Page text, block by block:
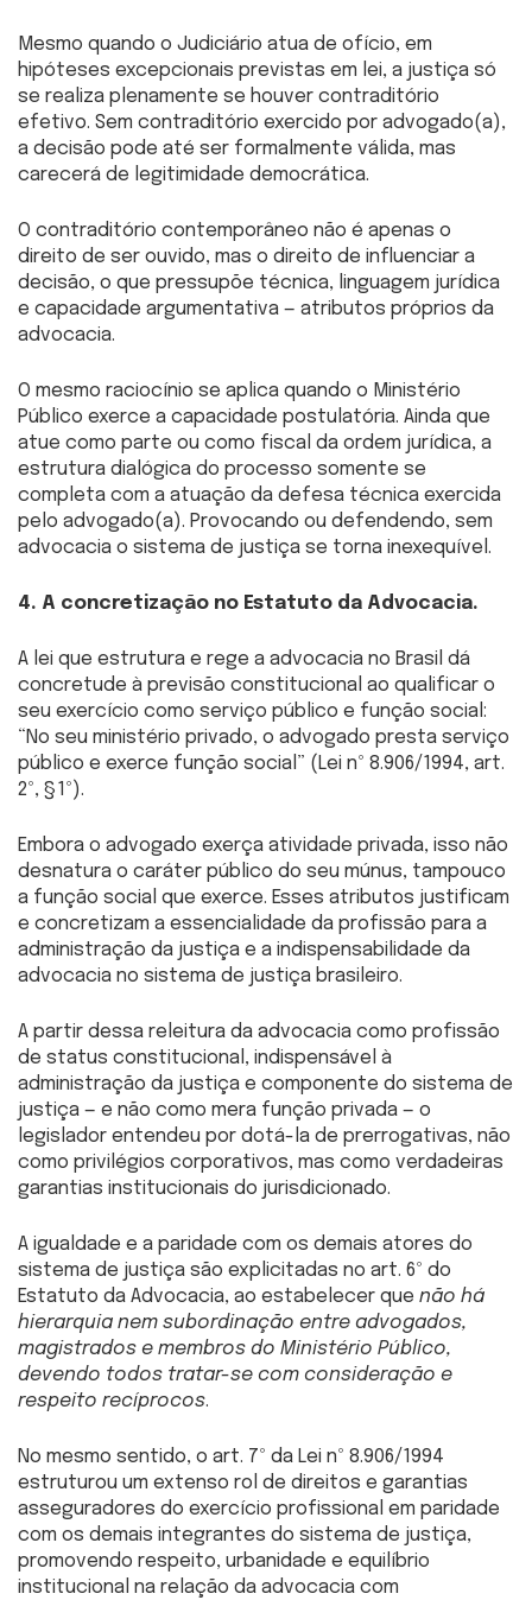
Mesmo quando o Judiciário atua de ofício, em
hipóteses excepcionais previstas em lei, a justiça só
se realiza plenamente se houver contraditório
efetivo. Sem contraditório exercido por advogado(a),
a decisão pode até ser formalmente válida, mas
carecerá de legitimidade democrática.
O contraditório contemporâneo não é apenas o
direito de ser ouvido, mas o direito de influenciar a
decisão, o que pressupõe técnica, linguagem jurídica
e capacidade argumentativa — atributos próprios da
advocacia.
O mesmo raciocínio se aplica quando o Ministério
Público exerce a capacidade postulatória. Ainda que
atue como parte ou como fiscal da ordem jurídica, a
estrutura dialógica do processo somente se
completa com a atuação da defesa técnica exercida
pelo advogado(a). Provocando ou defendendo, sem
advocacia o sistema de justiça se torna inexequível.
4. A concretização no Estatuto da Advocacia.
A lei que estrutura e rege a advocacia no Brasil dá
concretude à previsão constitucional ao qualificar o
seu exercício como serviço público e função social:
“No seu ministério privado, o advogado presta serviço
público e exerce função social” (Lei nº 8.906/1994, art.
2º, §1º).
Embora o advogado exerça atividade privada, isso não
desnatura o caráter público do seu múnus, tampouco
a função social que exerce. Esses atributos justificam
e concretizam a essencialidade da profissão para a
administração da justiça e a indispensabilidade da
advocacia no sistema de justiça brasileiro.
A partir dessa releitura da advocacia como profissão
de status constitucional, indispensável à
administração da justiça e componente do sistema de
justiça — e não como mera função privada — o
legislador entendeu por dotá-la de prerrogativas, não
como privilégios corporativos, mas como verdadeiras
garantias institucionais do jurisdicionado.
A igualdade e a paridade com os demais atores do
sistema de justiça são explicitadas no art. 6º do
Estatuto da Advocacia, ao estabelecer que não há
hierarquia nem subordinação entre advogados,
magistrados e membros do Ministério Público,
devendo todos tratar-se com consideração e
respeito recíprocos.
No mesmo sentido, o art. 7º da Lei nº 8.906/1994
estruturou um extenso rol de direitos e garantias
asseguradores do exercício profissional em paridade
com os demais integrantes do sistema de justiça,
promovendo respeito, urbanidade e equilíbrio
institucional na relação da advocacia com